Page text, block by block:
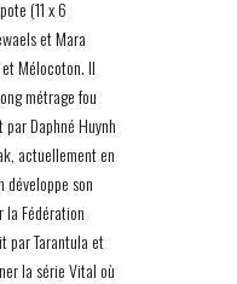
(11 x 6
et Mara
Mélocoton. Il
métrage fou
Daphné Huynh
actuellement en
développe son
la Fédération
par Tarantula et
la série Vital où